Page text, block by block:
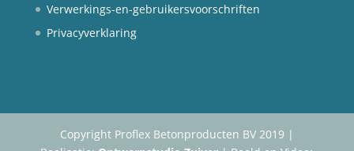
Verwerkings-en-gebruikersvoorschriften
Privacyverklaring
Copyright Proflex Betonproducten BV 2019 |